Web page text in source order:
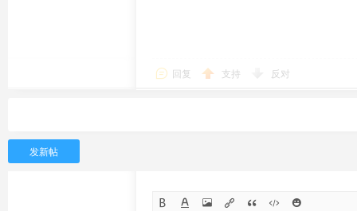
回复 支持 反对
发新帖